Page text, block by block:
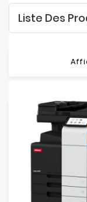
Electroménager
Bureautique
Réseau
Sécurité
Liste Des